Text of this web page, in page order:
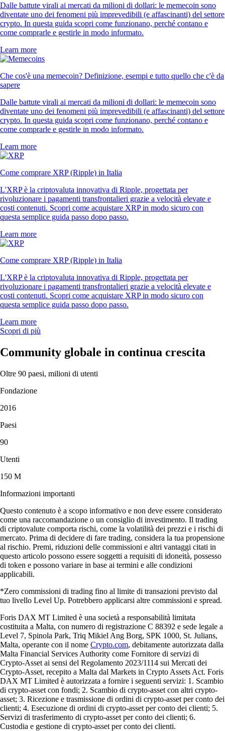
Dalle battute virali ai mercati da milioni di dollari: le memecoin sono
diventate uno dei fenomeni più imprevedibili (e affascinanti) del settore
crypto. In questa guida scopri come funzionano, perché contano e
come comprarle e gestirle in modo informato.
Learn more
Che cos'è una memecoin? Definizione, esempi e tutto quello che c'è da
sapere
Dalle battute virali ai mercati da milioni di dollari: le memecoin sono
diventate uno dei fenomeni più imprevedibili (e affascinanti) del settore
crypto. In questa guida scopri come funzionano, perché contano e
come comprarle e gestirle in modo informato.
Learn more
Come comprare XRP (Ripple) in Italia
L'XRP è la criptovaluta innovativa di Ripple, progettata per
rivoluzionare i pagamenti transfrontalieri grazie a velocità elevate e
costi contenuti. Scopri come acquistare XRP in modo sicuro con
questa semplice guida passo dopo passo.
Learn more
Come comprare XRP (Ripple) in Italia
L'XRP è la criptovaluta innovativa di Ripple, progettata per
rivoluzionare i pagamenti transfrontalieri grazie a velocità elevate e
costi contenuti. Scopri come acquistare XRP in modo sicuro con
questa semplice guida passo dopo passo.
Learn more
Scopri di più
Community globale in continua crescita
Oltre 90 paesi, milioni di utenti
Fondazione
2016
Paesi
90
Utenti
150 M
Informazioni importanti
Questo contenuto è a scopo informativo e non deve essere considerato
come una raccomandazione o un consiglio di investimento. Il trading
di criptovalute comporta rischi, come la volatilità dei prezzi e i rischi di
mercato. Prima di decidere di fare trading, considera la tua propensione
al rischio. Premi, riduzioni delle commissioni e altri vantaggi citati in
questo articolo possono essere soggetti a requisiti di idoneità, possesso
di token e possono variare in base ai termini e alle condizioni
applicabili.
*Zero commissioni di trading fino al limite di transazioni previsto dal
tuo livello Level Up. Potrebbero applicarsi altre commissioni e spread.
Foris DAX MT Limited è una società a responsabilità limitata
costituita a Malta, con numero di registrazione C 88392 e sede legale a
Level 7, Spinola Park, Triq Mikiel Ang Borg, SPK 1000, St. Julians,
Malta, operante con il nome Crypto.com, debitamente autorizzata dalla
Malta Financial Services Authority come Fornitore di servizi di
Crypto-Asset ai sensi del Regolamento 2023/1114 sui Mercati dei
Crypto-Asset, recepito a Malta dal Markets in Crypto Assets Act. Foris
DAX MT Limited è autorizzata a fornire i seguenti servizi: 1. Scambio
di crypto-asset con fondi; 2. Scambio di crypto-asset con altri crypto-
asset; 3. Ricezione e trasmissione di ordini di crypto-asset per conto dei
clienti; 4. Esecuzione di ordini di crypto-asset per conto dei clienti; 5.
Servizi di trasferimento di crypto-asset per conto dei clienti; 6.
Custodia e gestione di crypto-asset per conto dei clienti.